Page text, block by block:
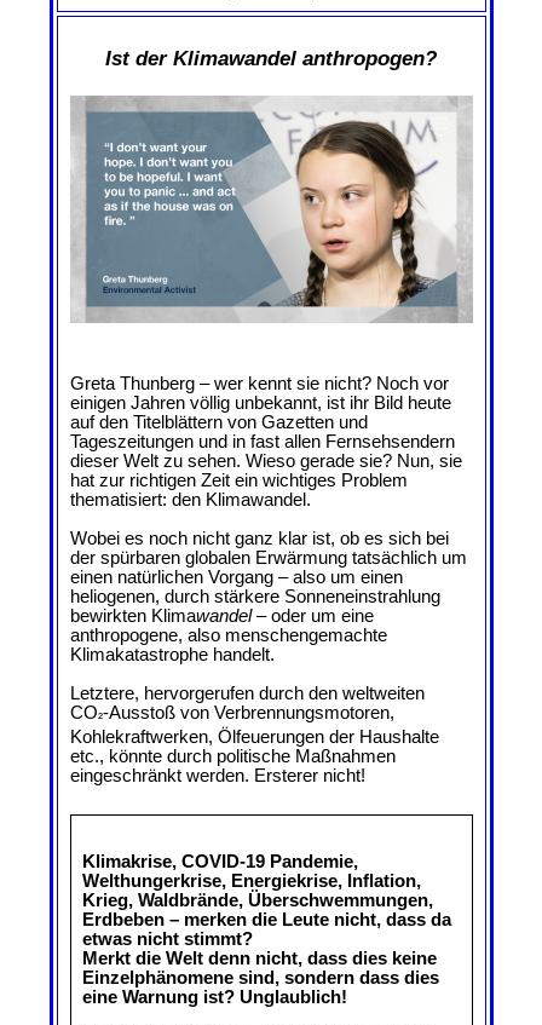
Ist der Klimawandel anthropogen?
Greta Thunberg – wer kennt sie nicht? Noch vor
einigen Jahren völlig unbekannt, ist ihr Bild heute
auf den Titelblättern von Gazetten und
Tageszeitungen und in fast allen Fernsehsendern
dieser Welt zu sehen. Wieso gerade sie? Nun, sie
hat zur richtigen Zeit ein wichtiges Problem
thematisiert: den Klimawandel.
Wobei es noch nicht ganz klar ist, ob es sich bei
der spürbaren globalen Erwärmung tatsächlich um
einen natürlichen Vorgang – also um einen
heliogenen, durch stärkere Sonneneinstrahlung
bewirkten Klimawandel– oder um eine
anthropogene, also menschengemachte
Klimakatastrophe handelt.
Letztere, hervorgerufen durch den weltweiten
CO²‑Ausstoß von Verbrennungsmotoren,
Kohlekraftwerken, Ölfeuerungen der Haushalte
etc., könnte durch politische Maßnahmen
eingeschränkt werden. Ersterer nicht!
Klimakrise, COVID-19 Pandemie,
Welthungerkrise, Energiekrise, Inflation,
Krieg, Waldbrände, Überschwemmungen,
Erdbeben – merken die Leute nicht, dass da
etwas nicht stimmt?
Merkt die Welt denn nicht, dass dies keine
Einzelphänomene sind, sondern dass dies
eine Warnung ist? Unglaublich!